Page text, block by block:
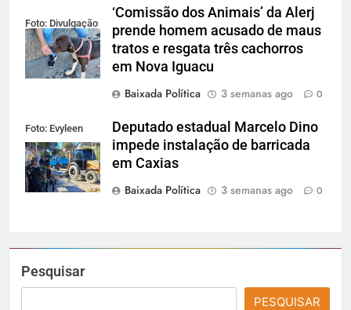
Foto: Divulgação
‘Comissão dos Animais’ da Alerj
prende homem acusado de maus
tratos e resgata três cachorros
em Nova Iguacu
Baixada Política
3 semanas ago 0
Foto: Evyleen
Freitas
Deputado estadual Marcelo Dino
impede instalação de barricada
em Caxias
Baixada Política
3 semanas ago 0
Pesquisar
PESQUISAR